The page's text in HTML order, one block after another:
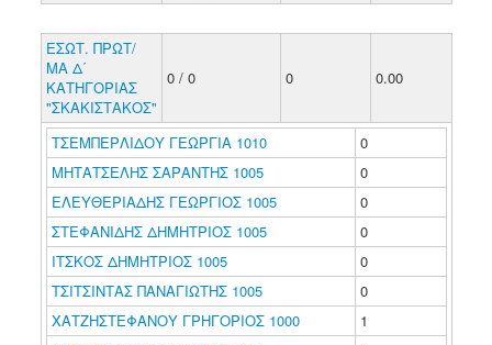
ΕΣΩΤ. ΠΡΩΤ/
ΜΑ Δ΄
ΚΑΤΗΓΟΡΙΑΣ
"ΣΚΑΚΙΣΤΑΚΟΣ"
0 / 0 0 0.00
ΤΣΕΜΠΕΡΛΙΔΟΥ ΓΕΩΡΓΙΑ 1010
0
ΜΗΤΑΤΣΕΛΗΣ ΣΑΡΑΝΤΗΣ 1005
0
ΕΛΕΥΘΕΡΙΑΔΗΣ ΓΕΩΡΓΙΟΣ 1005
0
ΣΤΕΦΑΝΙΔΗΣ ΔΗΜΗΤΡΙΟΣ 1005
0
ΙΤΣΚΟΣ ΔΗΜΗΤΡΙΟΣ 1005
0
ΤΣΙΤΣΙΝΤΑΣ ΠΑΝΑΓΙΩΤΗΣ 1005
0
ΧΑΤΖΗΣΤΕΦΑΝΟΥ ΓΡΗΓΟΡΙΟΣ 1000
1